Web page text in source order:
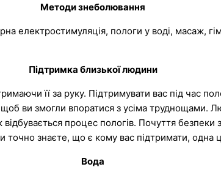
Методи знеболювання
електростимуляція, пологи у воді, масаж,
Підтримка близької людини
її за руку. Підтримувати вас під час
ви змогли впоратися з усіма труднощами.
процес пологів. Почуття безпеки
знаєте, що є кому вас підтримати, одна
Вода